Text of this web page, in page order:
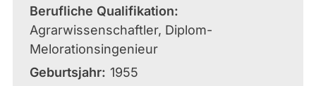
Berufliche Qualifikation
Agrarwissenschaftler, Diplom-
Melorationsingenieur
Geburtsjahr 1955